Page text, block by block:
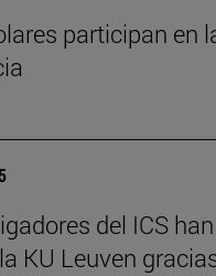
participan en
del ICS
KU Leuven